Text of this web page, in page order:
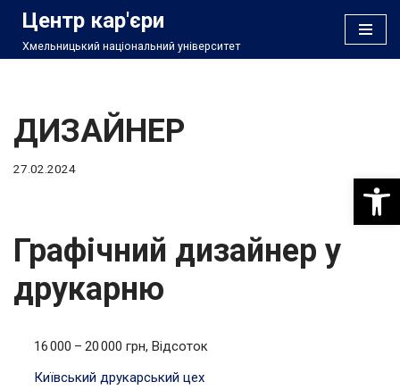
Перейти
Центр кар'єри
Хмельницький національний університет
ДИЗАЙНЕР
27.02.2024
Графічний дизайнер у
друкарню
16 000 – 20 000 грн, Відсоток
Київський друкарський цех